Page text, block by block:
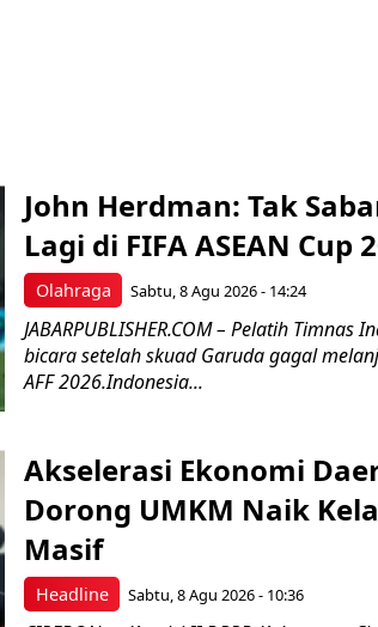
Olahraga
John Herdman: Tak
Lagi di FIFA ASEAN Cup
Sabtu, 8 Agu 2026 - 14:24
JABARPUBLISHER.COM – Pelatih
bicara setelah skuad Garuda gagal
AFF 2026.Indonesia...
Headline
Akselerasi Ekonomi
Dorong UMKM Naik
Masif
Sabtu, 8 Agu 2026 - 10:36